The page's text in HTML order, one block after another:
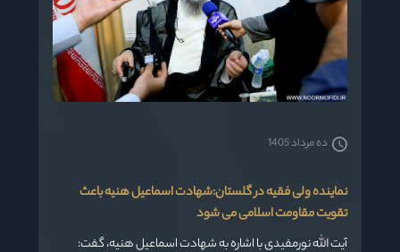
نماینده ولی فقیه در گلستان:شهادت اسماعیل هنیه باعث
تقویت مقاومت اسلامی می شود
آیت الله نورمفیدی با اشاره به شهادت اسماعیل هنیه، گفت:
ده مرداد 1405